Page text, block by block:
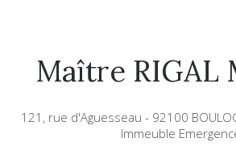
Maître RIGAL
121, rue d'Aguesseau - 92100
Immeuble